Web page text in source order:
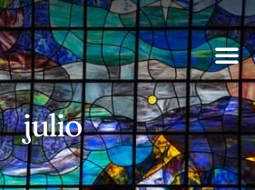
julio